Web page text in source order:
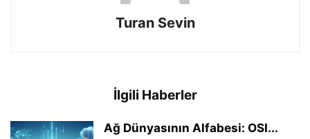
Turan Sevin
İlgili Haberler
Ağ Dünyasının Alfabesi: OSI...